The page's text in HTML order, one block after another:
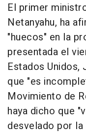
El primer
Netanyahu, ha
"huecos" en la
presentada el
Estados Unidos,
que "es
Movimiento de
haya dicho que
desvelado por la